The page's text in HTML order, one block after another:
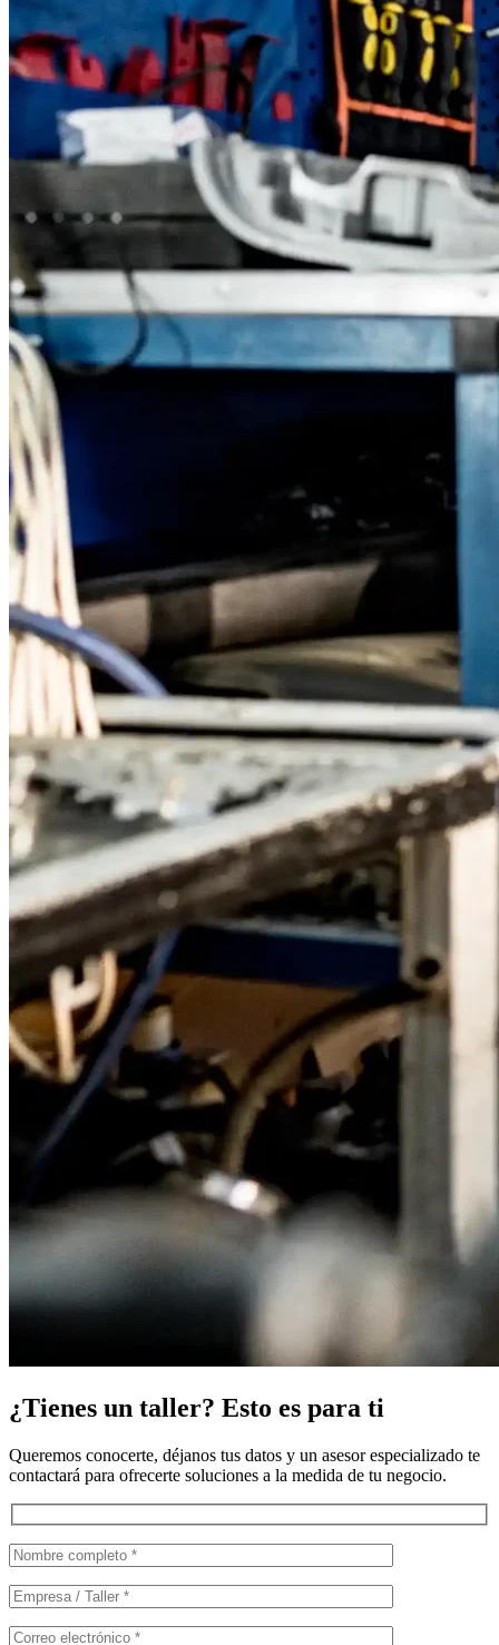
¿Tienes un taller? Esto es para ti
Queremos conocerte, déjanos tus datos y un asesor especializado te
contactará para ofrecerte soluciones a la medida de tu negocio.